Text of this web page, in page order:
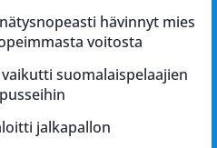
hävinnyt mies
voitosta
suomalaispelaajien
jalkapallon